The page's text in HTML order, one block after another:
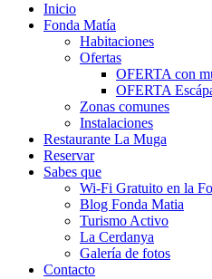
Inicio
Fonda Matía
Habitaciones
Ofertas
OFERTA con
OFERTA
Zonas comunes
Instalaciones
Restaurante La Muga
Reservar
Sabes que
Wi-Fi Gratuito en la
Blog Fonda Matia
Turismo Activo
La Cerdanya
Galería de fotos
Contacto